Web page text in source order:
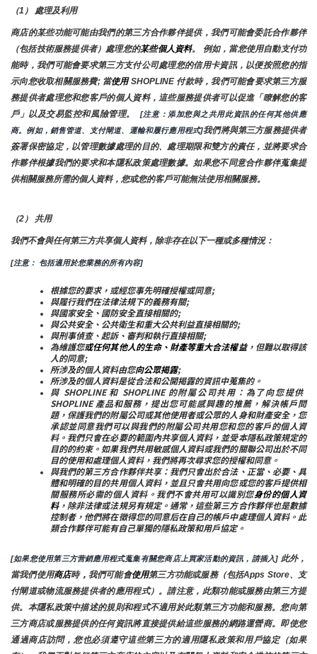
（1） 處理及利用
商店的某些功能可能由我們的第三方合作夥伴提供，我們可能會委託合作夥伴
（包括技術服務提供者）處理您的某些個人資料。 例如，當您使用自動支付功
能時，我們可能會要求第三方支付公司處理您的信用卡資訊，以便按照您的指
示向您收取相關服務費; 當使用 SHOPLINE 付款時，我們可能會要求第三方服
務提供者處理您和您客戶的個人資料，這些服務提供者可以促進「瞭解您的客
戶」以及交易監控和風險管理。
[注意：添加您與之共用此資訊的任何其他供應
商。例如，銷售管道、支付閘道、運輸和履行應用程式]我們將與第三方服務提供者
簽署保密協定，以管理數據處理的目的、處理期限和雙方的責任，並將要求合
作夥伴根據我們的要求和本隱私政策處理數據。如果您不同意合作夥伴蒐集提
供相關服務所需的個人資料，您或您的客戶可能無法使用相關服務。
（2） 共用
我們不會與任何第三方共享個人資料，除非存在以下一種或多種情況：
[注意： 包括適用於您業務的所有內容]
根據您的要求，或經您事先明確授權或同意;
與履行我們在法律法規下的義務有關;
與國家安全、國防安全直接相關的;
與公共安全、公共衛生和重大公共利益直接相關的;
與刑事偵查、起訴、審判和執行直接相關;
為維護您或任何其他人的生命、財產等重大合法權益，但難以取得該
人的同意;
所涉及的個人資料由您向公眾揭露;
所涉及的個人資料是從合法和公開揭露的資訊中蒐集的。
與 SHOPLINE 和 SHOPLINE 的附屬公司共用：為了向您提供
SHOPLINE 產品和服務，提出您可能感興趣的推薦，解決帳戶問
題，保護我們的附屬公司或其他使用者或公眾的人身和財產安全，您
承認並同意我們可以與我們的附屬公司共用您和您的客戶的個人資
料。我們只會在必要的範圍內共享個人資料，並受本隱私政策規定的
目的的約束。如果我們共用敏感個人資料或我們的關聯公司出於不同
目的使用和處理個人資料，我們將再次尋求您的授權和同意。
與我們的第三方合作夥伴共享：我們只會出於合法、正當、必要、具
體和明確的目的共用個人資料，並且只會共用向您或您的客戶提供相
關服務所必需的個人資料。我們不會共用可以識別您身份的個人資
料，除非法律或法規另有規定。通常，這些第三方合作夥伴也是數據
控制者，他們將在徵得您的同意后在自己的帳戶中處理個人資料。此
類合作夥伴可能有自己單獨的隱私政策和用戶協定。
[如果您使用第三方营銷應用程式蒐集有關您商店上買家活動的資訊，請插入] 此外，
當我們使用商店時， 我們可能會使用第三方功能或服務（包括Apps Store、支
付閘道或物流服務提供者的應用程式）。請注意，此類功能或服務由第三方提
供。本隱私政策中描述的規則和程式不適用於此類第三方功能和服務。您向第
三方商店或服務提供的任何資訊將直接提供給這些服務的網路運營商。即使您
通過商店訪問，您也必須遵守這些第三方的適用隱私政策和用戶協定（如果